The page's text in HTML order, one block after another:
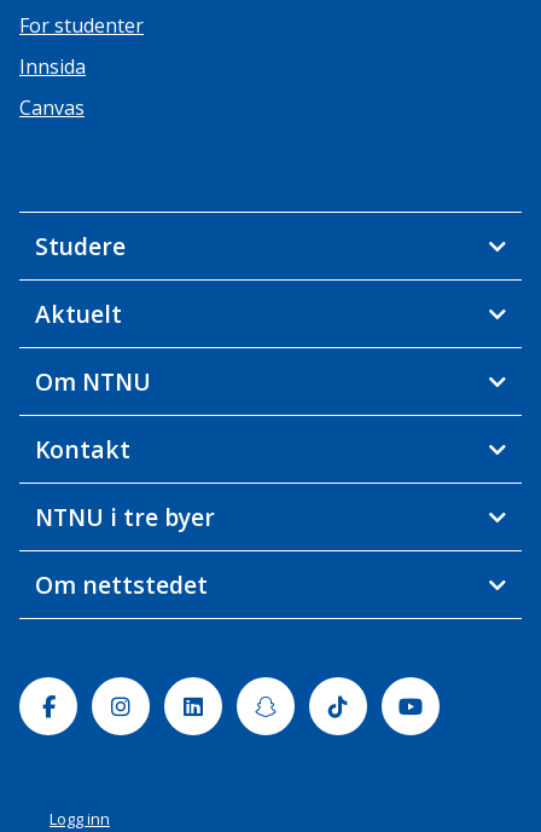
For studenter
Innsida
Canvas
Studere
Aktuelt
Om NTNU
Kontakt
NTNU i tre byer
Om nettstedet
FacebookInstagramLinkedinSnapchatTiktok Youtube
Logg inn